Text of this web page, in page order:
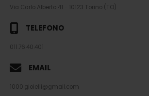
Via Carlo Alberto 41 - 10123 Torino (TO)
TELEFONO
011.76.40.401
EMAIL
1000.gioielli@gmail.com